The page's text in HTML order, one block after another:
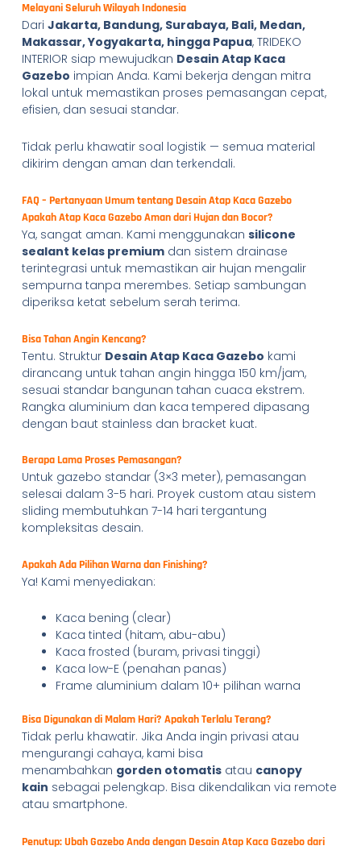
Melayani Seluruh Wilayah Indonesia
Dari Jakarta, Bandung, Surabaya, Bali, Medan,
Makassar, Yogyakarta, hingga Papua, TRIDEKO
INTERIOR siap mewujudkan Desain Atap Kaca
Gazebo impian Anda. Kami bekerja dengan mitra
lokal untuk memastikan proses pemasangan cepat,
efisien, dan sesuai standar.
Tidak perlu khawatir soal logistik — semua material
dikirim dengan aman dan terkendali.
FAQ – Pertanyaan Umum tentang Desain Atap Kaca Gazebo
Apakah Atap Kaca Gazebo Aman dari Hujan dan Bocor?
Ya, sangat aman. Kami menggunakan silicone
sealant kelas premiumdan sistem drainase
terintegrasi untuk memastikan air hujan mengalir
sempurna tanpa merembes. Setiap sambungan
diperiksa ketat sebelum serah terima.
Bisa Tahan Angin Kencang?
Tentu. Struktur Desain Atap Kaca Gazebo kami
dirancang untuk tahan angin hingga 150 km/jam,
sesuai standar bangunan tahan cuaca ekstrem.
Rangka aluminium dan kaca tempered dipasang
dengan baut stainless dan bracket kuat.
Berapa Lama Proses Pemasangan?
Untuk gazebo standar (3×3 meter), pemasangan
selesai dalam 3-5 hari. Proyek custom atau sistem
sliding membutuhkan 7-14 hari tergantung
kompleksitas desain.
Apakah Ada Pilihan Warna dan Finishing?
Ya! Kami menyediakan:
Kaca bening (clear)
Kaca tinted (hitam, abu-abu)
Kaca frosted (buram, privasi tinggi)
Kaca low-E (penahan panas)
Frame aluminium dalam 10+ pilihan warna
Bisa Digunakan di Malam Hari? Apakah Terlalu Terang?
Tidak perlu khawatir. Jika Anda ingin privasi atau
mengurangi cahaya, kami bisa
menambahkan gorden otomatisatau canopy
kain sebagai pelengkap. Bisa dikendalikan via remote
atau smartphone.
Penutup: Ubah Gazebo Anda dengan Desain Atap Kaca Gazebo dari